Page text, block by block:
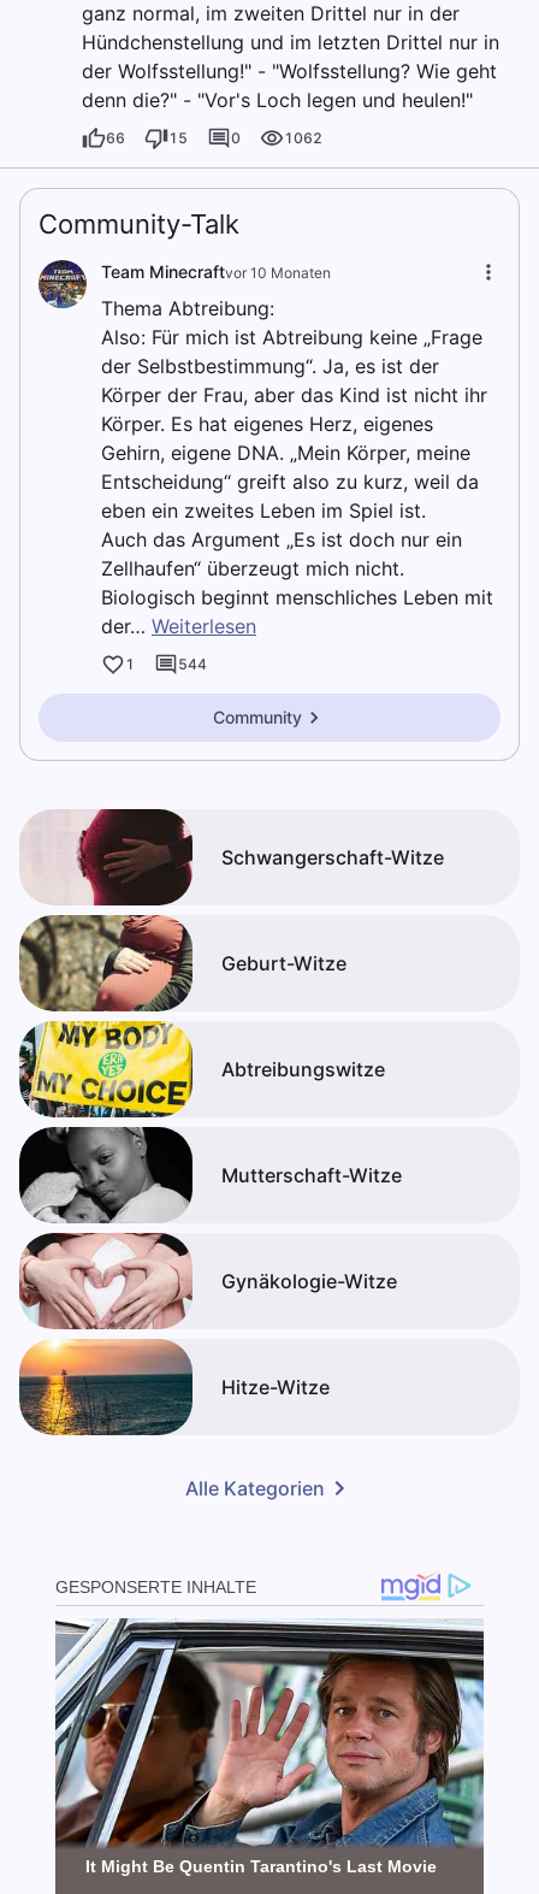
ganz normal, im zweiten Drittel nur in der
Hündchenstellung und im letzten Drittel nur in
der Wolfsstellung!" - "Wolfsstellung? Wie geht
denn die?" - "Vor's Loch legen und heulen!"
66 15 0 1062
Community-Talk
Team Minecraftvor 10 Monaten
Thema Abtreibung:
Also: Für mich ist Abtreibung keine „Frage
der Selbstbestimmung“. Ja, es ist der
Körper der Frau, aber das Kind ist nicht ihr
Körper. Es hat eigenes Herz, eigenes
Gehirn, eigene DNA. „Mein Körper, meine
Entscheidung“ greift also zu kurz, weil da
eben ein zweites Leben im Spiel ist.
Auch das Argument „Es ist doch nur ein
Zellhaufen“ überzeugt mich nicht.
Biologisch beginnt menschliches Leben mit
der… Weiterlesen
1 544
Community
Schwangerschaft-Witze
Geburt-Witze
Abtreibungswitze
Mutterschaft-Witze
Gynäkologie-Witze
Hitze-Witze
Alle Kategorien